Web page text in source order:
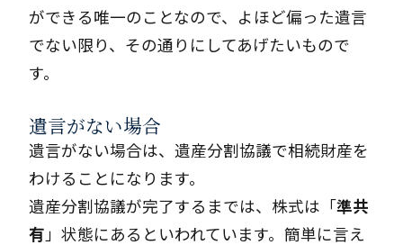
ができる唯一のことなので、よほど偏った遺言
でない限り、その通りにしてあげたいもので
す。
遺言がない場合
遺言がない場合は、遺産分割協議で相続財産を
わけることになります。
遺産分割協議が完了するまでは、株式は「準共
有 」状態にあるといわれています。簡単に言え